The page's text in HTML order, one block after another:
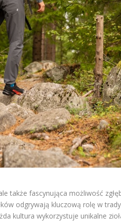
także fascynująca możliwość
odgrywają kluczową rolę w
kultura wykorzystuje unikalne